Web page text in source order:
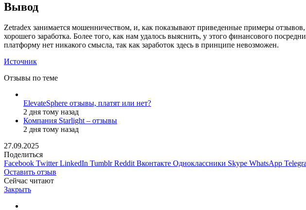
Вывод
Zetradex занимается мошенничеством, и, как показывают приведенные примеры
хорошего заработка. Более того, как нам удалось выяснить, у этого финансового
платформу нет никакого смысла, так как заработок здесь в принципе невозможен.
Источник
Отзывы по теме
ElevateSphere отзывы, платят или нет?
2 дня тому назад
Компания Starlight – отзывы
2 дня тому назад
27.09.2025
Поделиться
Facebook Twitter LinkedIn Tumblr Reddit Вконтакте Одноклассники Skype WhatsApp
Оставить отзыв
Сейчас читают
Закрыть